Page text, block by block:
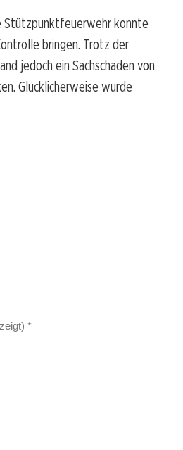
Stützpunktfeuerwehr konnte
bringen. Trotz der
jedoch ein Sachschaden von
Glücklicherweise wurde